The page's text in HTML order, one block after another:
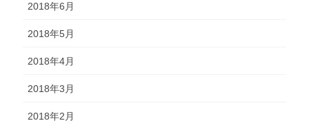
2018年6月
2018年5月
2018年4月
2018年3月
2018年2月